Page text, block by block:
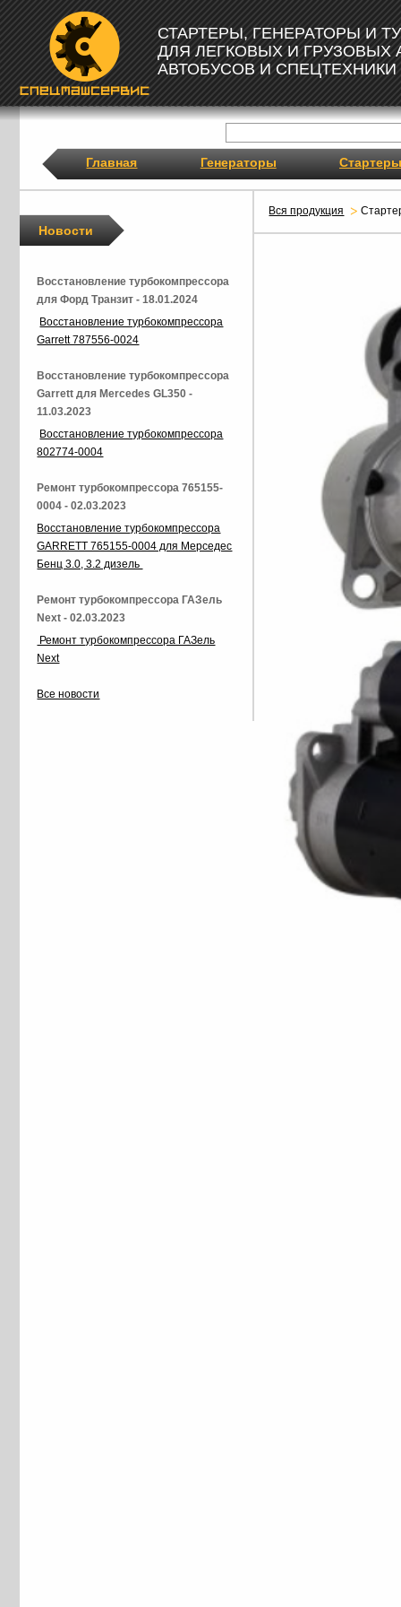
СТАРТЕРЫ, ГЕНЕРАТОРЫ И
ДЛЯ ЛЕГКОВЫХ И ГРУЗОВЫХ
АВТОБУСОВ И СПЕЦТЕХНИКИ
Главная Генераторы Стартеры
Вся продукция
Новости
Восстановление турбокомпрессора
для Форд Транзит - 18.01.2024
Восстановление турбокомпрессора
Garrett 787556-0024
Восстановление турбокомпрессора
Garrett для Mercedes GL350 -
11.03.2023
Восстановление турбокомпрессора
802774-0004
Ремонт турбокомпрессора 765155-
0004 - 02.03.2023
Восстановление турбокомпрессора
GARRETT 765155-0004 для Мерседес
Бенц 3.0, 3.2 дизель
Ремонт турбокомпрессора ГАЗель
Next - 02.03.2023
Ремонт турбокомпрессора ГАЗель
Next
Все новости